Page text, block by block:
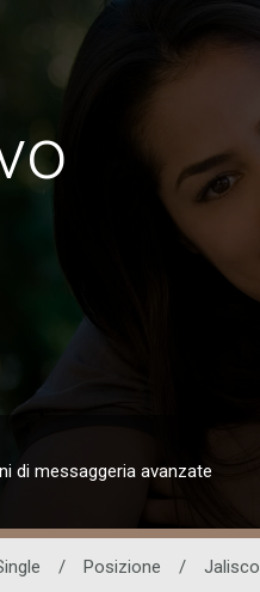
di messaggeria avanzate
/ Posizione / Jalisco